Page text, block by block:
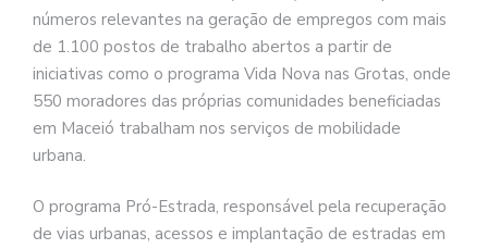
números relevantes na geração de empregos com mais
de 1.100 postos de trabalho abertos a partir de
iniciativas como o programa Vida Nova nas Grotas, onde
550 moradores das próprias comunidades beneficiadas
em Maceió trabalham nos serviços de mobilidade
urbana.
O programa Pró-Estrada, responsável pela recuperação
de vias urbanas, acessos e implantação de estradas em